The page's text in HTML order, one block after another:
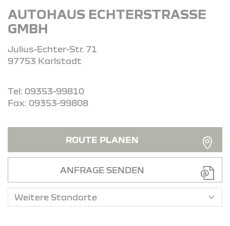
AUTOHAUS ECHTERSTRASSE G
MBH
Julius-Echter-Str. 71
97753 Karlstadt
Tel: 09353-99810
Fax: 09353-99808
ROUTE PLANEN
ANFRAGE SENDEN